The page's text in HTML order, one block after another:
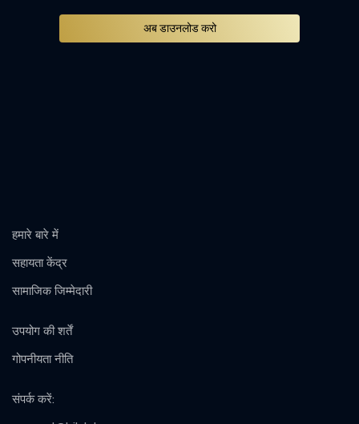
अब डाउनलोड करो
हमारे बारे में
सहायता केंद्र
सामाजिक जिम्मेदारी
उपयोग की शर्तें
गोपनीयता नीति
संपर्क करें: